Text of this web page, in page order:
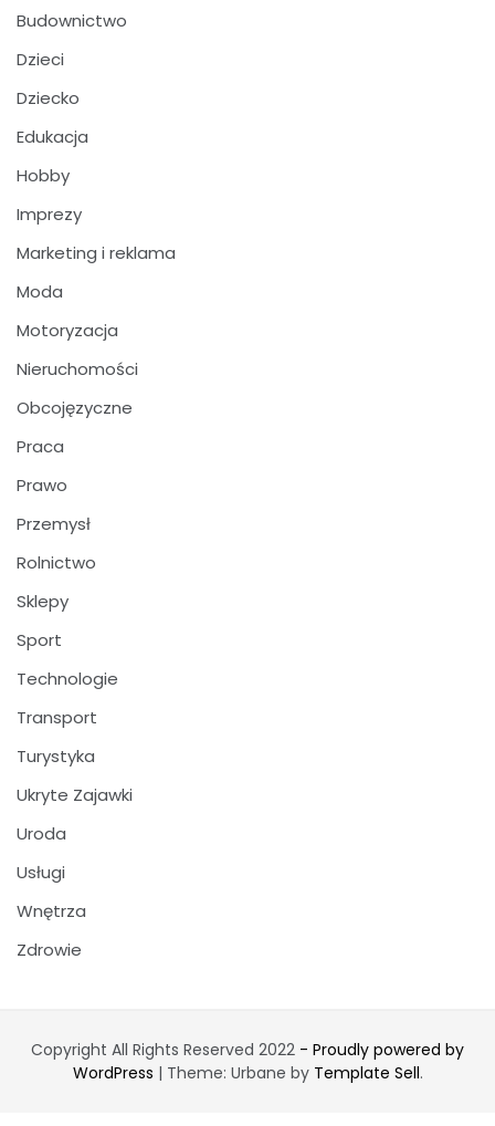
Budownictwo
Dzieci
Dziecko
Edukacja
Hobby
Imprezy
Marketing i reklama
Moda
Motoryzacja
Nieruchomości
Obcojęzyczne
Praca
Prawo
Przemysł
Rolnictwo
Sklepy
Sport
Technologie
Transport
Turystyka
Ukryte Zajawki
Uroda
Usługi
Wnętrza
Zdrowie
Copyright All Rights Reserved 2022 - Proudly powered by
WordPress | Theme: Urbane by Template Sell.